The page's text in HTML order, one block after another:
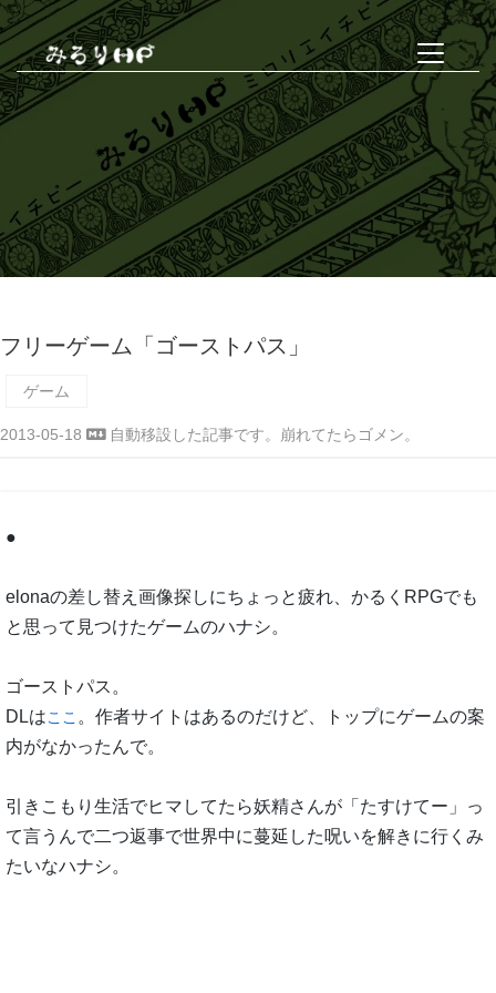
フリーゲーム「ゴーストパス」
ゲーム
2013-05-18 自動移設した記事です。崩れてたらゴメン。
●
elonaの差し替え画像探しにちょっと疲れ、かるくRPGでも
と思って見つけたゲームのハナシ。
ゴーストパス。
DLはここ 。作者サイトはあるのだけど、トップにゲームの案
内がなかったんで。
引きこもり生活でヒマしてたら妖精さんが「たすけてー」っ
て言うんで二つ返事で世界中に蔓延した呪いを解きに行くみ
たいなハナシ。